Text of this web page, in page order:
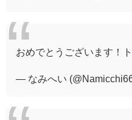
おめでとうございます！
— なみへい